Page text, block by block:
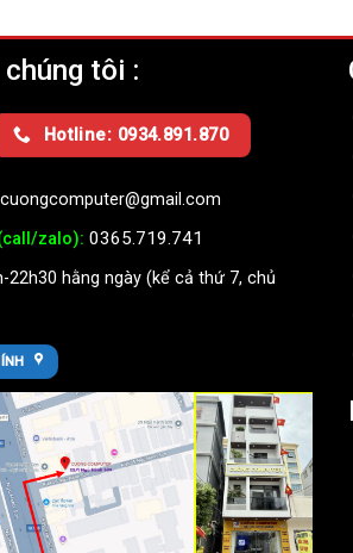
tôi :
Hotline: 0934.891.870
zalo): 0365.719.741
22h30 hằng ngày (kể cả thứ 7, chủ